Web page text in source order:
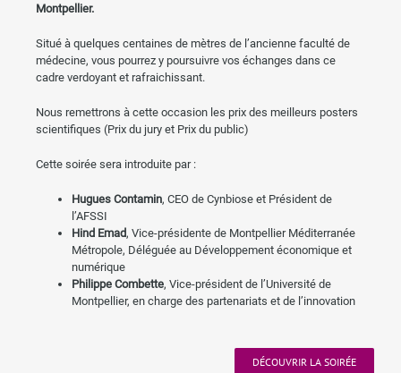
Montpellier.
Situé à quelques centaines de mètres de l’ancienne faculté de
médecine, vous pourrez y poursuivre vos échanges dans ce
cadre verdoyant et rafraichissant.
Nous remettrons à cette occasion les prix des meilleurs posters
scientifiques (Prix du jury et Prix du public)
Cette soirée sera introduite par :
Hugues Contamin, CEO de Cynbiose et Président de
l’AFSSI
Hind Emad, Vice-présidente de Montpellier Méditerranée
Métropole, Déléguée au Développement économique et
numérique
Philippe Combette, Vice-président de l’Université de
Montpellier, en charge des partenariats et de l’innovation
DÉCOUVRIR LA SOIRÉE